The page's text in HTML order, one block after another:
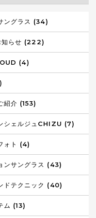
ングラス (34)
知らせ (222)
(4)
紹介 (153)
シェルジュCHIZU (7)
ォト (4)
ンサングラス (43)
ドテクニック (40)
ム (13)